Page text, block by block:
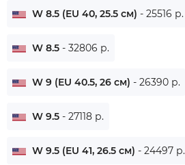
W 8.5 (EU 40, 25.5 см) - 25516 р.
W 8.5 - 32806 р.
W 9 (EU 40.5, 26 см) - 26390 р.
W 9.5 - 27118 р.
W 9.5 (EU 41, 26.5 см) - 24497 р.